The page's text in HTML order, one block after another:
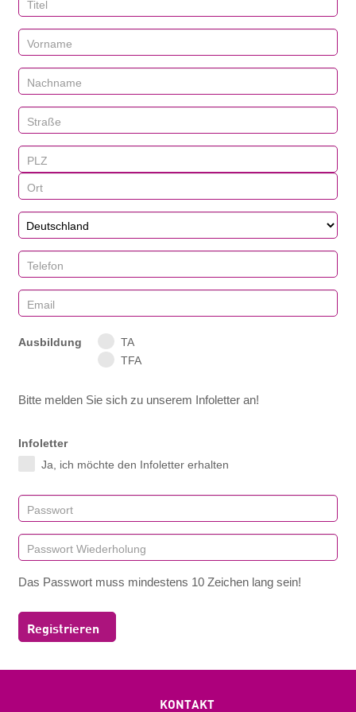
Ausbildung
TA
TFA
Bitte melden Sie sich zu unserem Infoletter an!
Infoletter
Ja, ich möchte den Infoletter erhalten
Das Passwort muss mindestens 10 Zeichen lang sein!
Registrieren
KONTAKT